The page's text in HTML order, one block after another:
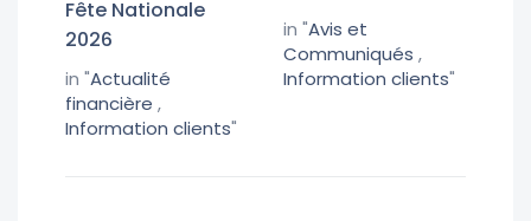
Fête Nationale
2026
in "Actualité
financière ,
Information clients"
in "Avis et
Communiqués ,
Information clients"